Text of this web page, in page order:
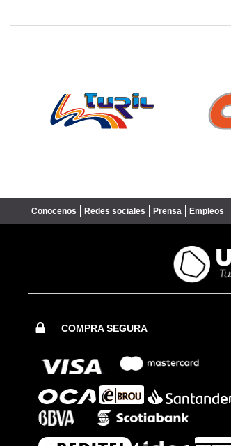
Conocenos Redes sociales Prensa Empleos
COMPRA SEGURA